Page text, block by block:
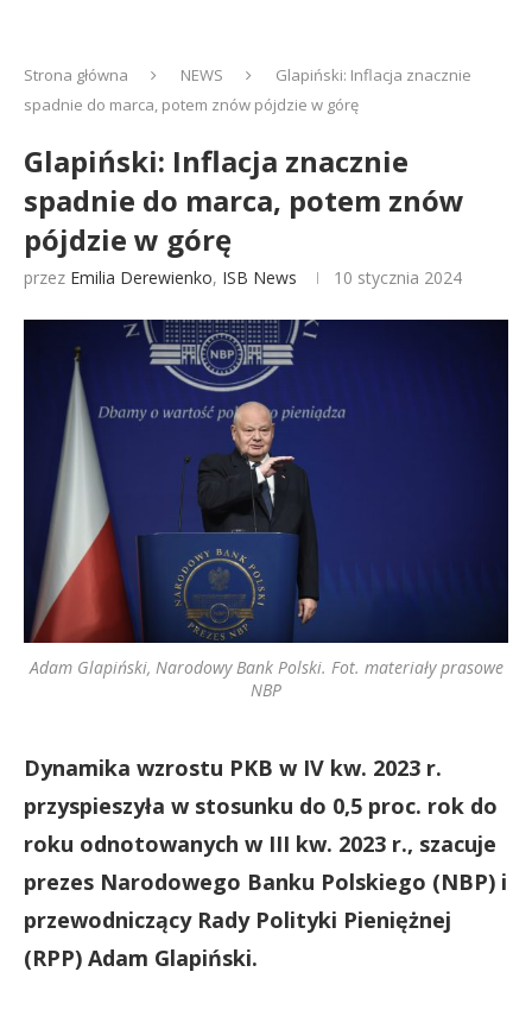
Strona główna NEWS
Glapiński: Inflacja znacznie
spadnie do marca, potem znów pójdzie w górę
Glapiński: Inflacja znacznie
spadnie do marca, potem znów
pójdzie w górę
przez Emilia Derewienko, ISB News 10 stycznia 2024
Adam Glapiński, Narodowy Bank Polski. Fot. materiały prasowe
NBP
Dynamika wzrostu PKB w IV kw. 2023 r.
przyspieszyła w stosunku do 0,5 proc. rok do
roku odnotowanych w III kw. 2023 r., szacuje
prezes Narodowego Banku Polskiego (NBP) i
przewodniczący Rady Polityki Pieniężnej
(RPP) Adam Glapiński.